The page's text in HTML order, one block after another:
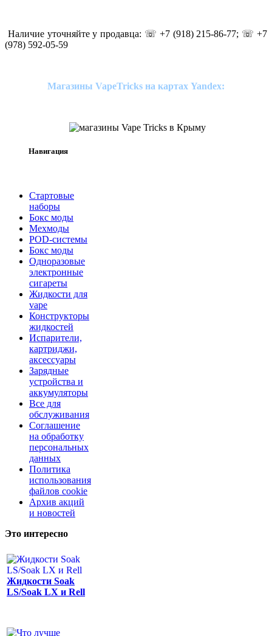
Наличие уточняйте у продавца: ☏ +7 (918) 215-86-77; ☏ +7
(978) 592-05-59
Магазины VapeTricks на картах Yandex:
Навигация
Стартовые
наборы
Бокс моды
Мехмоды
POD-системы
Бокс моды
Одноразовые
электронные
сигареты
Жидкости для
vape
Конструкторы
жидкостей
Испарители,
картриджи,
аксессуары
Зарядные
устройства и
аккумуляторы
Все для
обслуживания
Соглашение
на обработку
персональных
данных
Политика
использования
файлов cookie
Архив акций
и новостей
Это интересно
Жидкости Soak
LS/Soak LX и Rell